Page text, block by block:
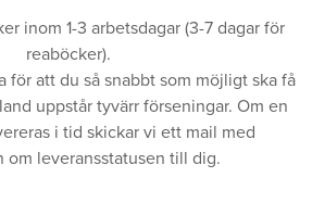
inom 1-3 arbetsdagar (3-7 dagar för
reaböcker).
för att du så snabbt som möjligt ska få
uppstår tyvärr förseningar. Om en
i tid skickar vi ett mail med
om leveransstatusen till dig.